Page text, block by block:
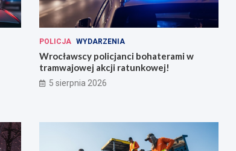
POLICJA WYDARZENIA
Wrocławscy policjanci bohaterami w
tramwajowej akcji ratunkowej!
5 sierpnia 2026